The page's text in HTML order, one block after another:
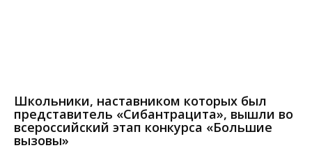
Школьники, наставником которых был
представитель «Сибантрацита», вышли во
всероссийский этап конкурса «Большие
вызовы»